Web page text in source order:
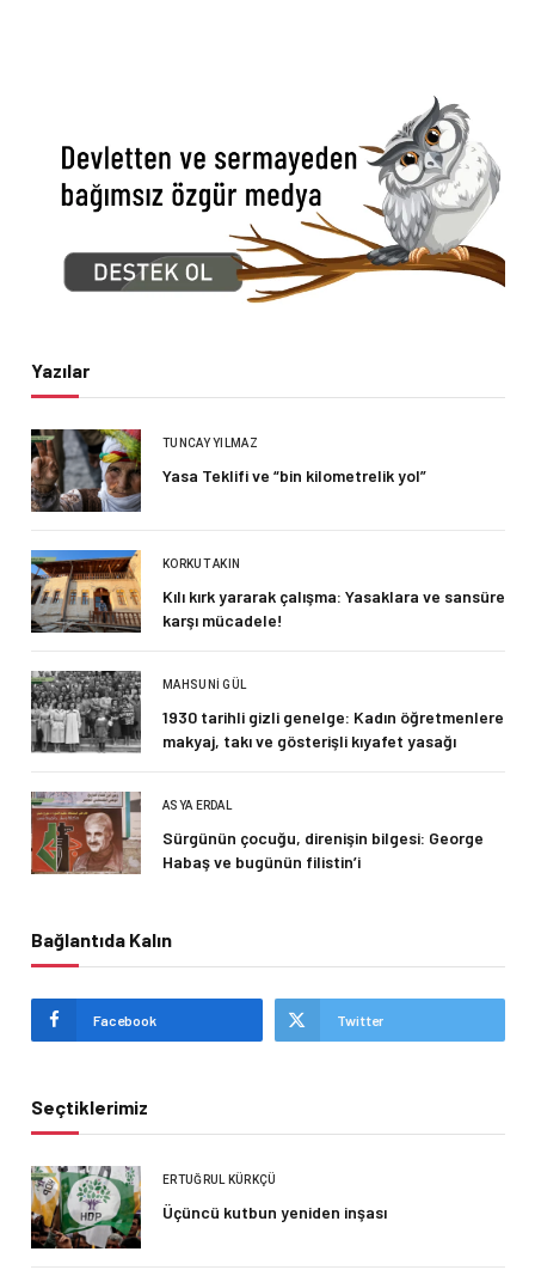
Yazılar
TUNCAY YILMAZ
Yasa Teklifi ve “bin kilometrelik yol”
KORKUT AKIN
Kılı kırk yararak çalışma: Yasaklara ve sansüre
karşı mücadele!
MAHSUNI GÜL
1930 tarihli gizli genelge: Kadın öğretmenlere
makyaj, takı ve gösterişli kıyafet yasağı
ASYA ERDAL
Sürgünün çocuğu, direnişin bilgesi: George
Habaş ve bugünün filistin’i
Bağlantıda Kalın
Facebook Twitter
Seçtiklerimiz
ERTUĞRUL KÜRKÇÜ
Üçüncü kutbun yeniden inşası